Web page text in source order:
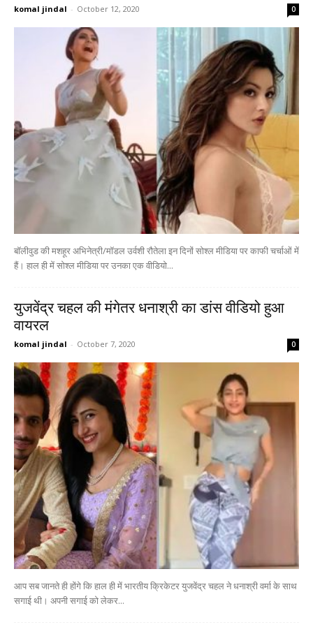
komal jindal - October 12, 2020 0
बॉलीवुड की मशहूर अभिनेत्री/मॉडल उर्वशी रौतेला इन दिनों सोश्ल मीडिया पर काफी चर्चाओं में
हैं। हाल ही में सोश्ल मीडिया पर उनका एक वीडियो...
युजवेंद्र चहल की मंगेतर धनाश्री का डांस वीडियो हुआ
वायरल
komal jindal - October 7, 2020 0
आप सब जानते ही होंगे कि हाल ही में भारतीय क्रिकेटर युजवेंद्र चहल ने धनाश्री वर्मा के साथ
सगाई थी। अपनी सगाई को लेकर...